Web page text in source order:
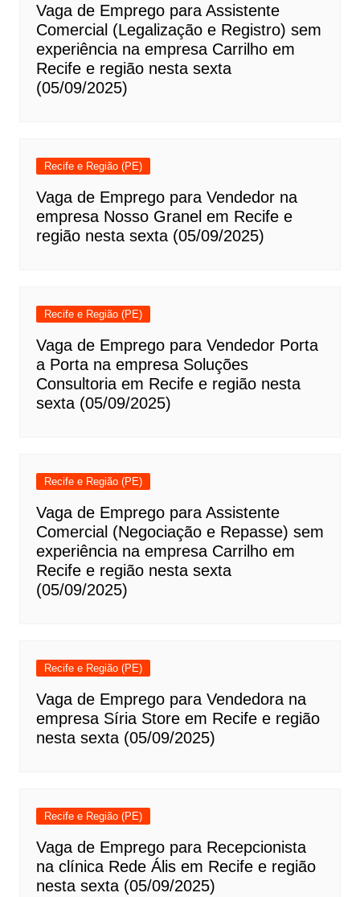
Vaga de Emprego para Assistente
Comercial (Legalização e Registro) sem
experiência na empresa Carrilho em
Recife e região nesta sexta
(05/09/2025)
Recife e Região (PE)
Vaga de Emprego para Vendedor na
empresa Nosso Granel em Recife e
região nesta sexta (05/09/2025)
Recife e Região (PE)
Vaga de Emprego para Vendedor Porta
a Porta na empresa Soluções
Consultoria em Recife e região nesta
sexta (05/09/2025)
Recife e Região (PE)
Vaga de Emprego para Assistente
Comercial (Negociação e Repasse) sem
experiência na empresa Carrilho em
Recife e região nesta sexta
(05/09/2025)
Recife e Região (PE)
Vaga de Emprego para Vendedora na
empresa Síria Store em Recife e região
nesta sexta (05/09/2025)
Recife e Região (PE)
Vaga de Emprego para Recepcionista
na clínica Rede Ális em Recife e região
nesta sexta (05/09/2025)